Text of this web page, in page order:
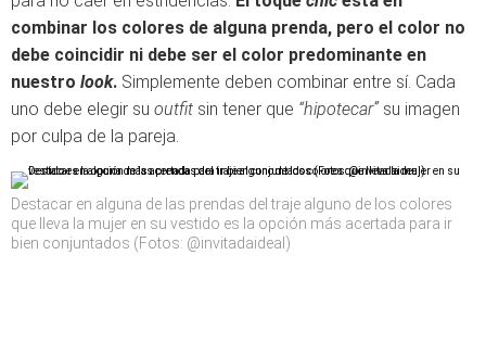
combinar los colores de alguna prenda, pero el color no
debe coincidir ni debe ser el color predominante en
nuestro look. Simplemente deben combinar entre sí. Cada
uno debe elegir su outfit sin tener que “hipotecar”su imagen
por culpa de la pareja.
Destacar en alguna de las prendas del traje alguno de los colores
que lleva la mujer en su vestido es la opción más acertada para ir
bien conjuntados (Fotos: @invitadaideal)